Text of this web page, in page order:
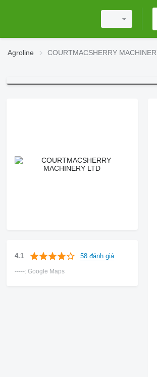
Agroline COURTMACSHERRY
4.1 58 đánh giá
-----: Google Maps